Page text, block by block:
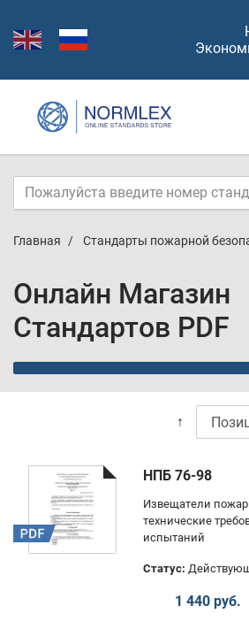
Главная Стандарты пожарной
Онлайн Магазин
Стандартов PDF
↑
НПБ 76-98
Извещатели
технические
испытаний
Статус:
1 440 руб.